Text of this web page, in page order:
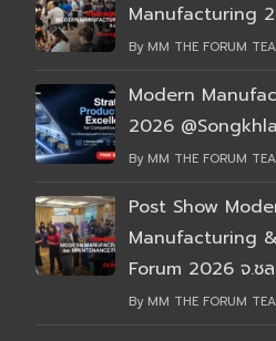
Manufacturing
By MM THE FORUM
Modern
2026 @Songkhla
By MM THE FORUM
Post Show
Manufacturing
Forum 2026 จ.ช
By MM THE FORUM